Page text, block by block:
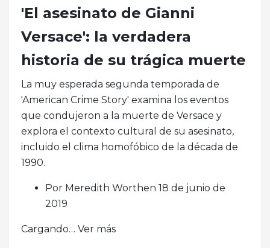
'El asesinato de Gianni
Versace': la verdadera
historia de su trágica muerte
La muy esperada segunda temporada de
'American Crime Story' examina los eventos
que condujeron a la muerte de Versace y
explora el contexto cultural de su asesinato,
incluido el clima homofóbico de la década de
1990.
Por Meredith Worthen 18 de junio de
2019
Cargando… Ver más